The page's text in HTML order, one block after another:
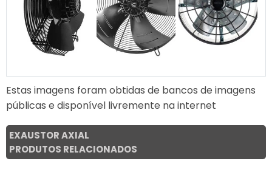
Estas imagens foram obtidas de bancos de imagens
públicas e disponível livremente na internet
EXAUSTOR AXIAL
PRODUTOS RELACIONADOS